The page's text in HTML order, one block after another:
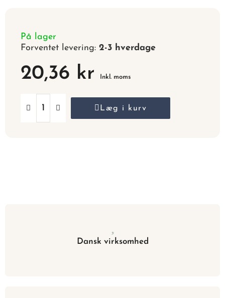
På lager
Forventet levering: 2-3 hverdage
20,36 kr Inkl. moms
Læg i kurv
Dansk virksomhed